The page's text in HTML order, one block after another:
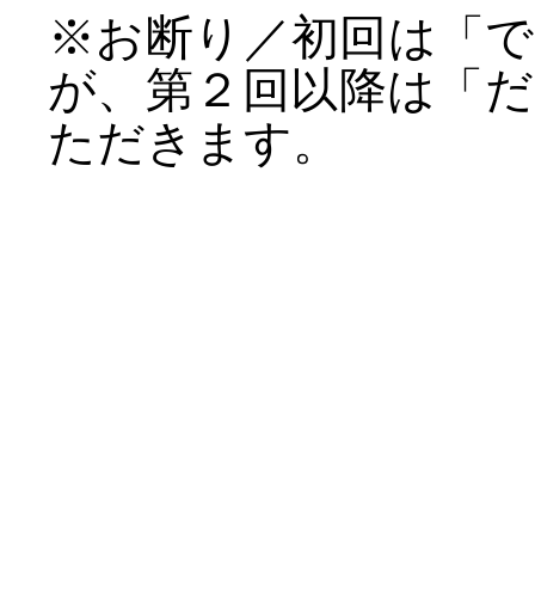
※お断り／初回は「
が、第２回以降は「
ただきます。